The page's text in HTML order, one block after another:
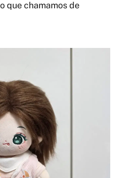
que chamamos de